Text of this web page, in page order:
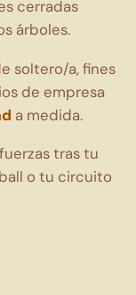
cerradas
árboles.
soltero/a,fines
de empresa
a medida.
fuerzastrastu
o tu circuito